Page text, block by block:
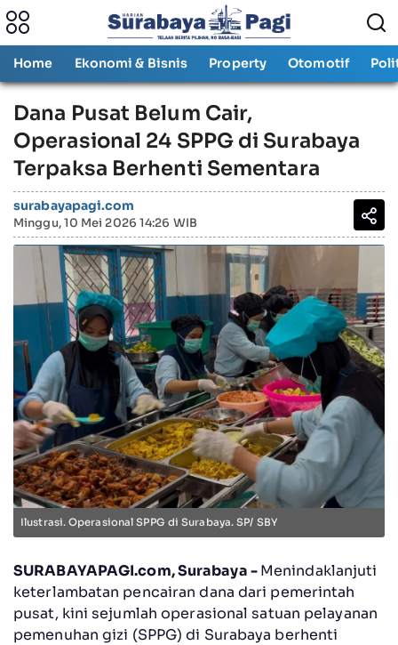
Home Ekonomi & Bisnis Property Otomotif
Dana Pusat Belum Cair,
Operasional 24 SPPG di Surabaya
Terpaksa Berhenti Sementara
surabayapagi.com
Minggu, 10 Mei 2026 14:26 WIB
Ilustrasi. Operasional SPPG di Surabaya. SP/ SBY
SURABAYAPAGI.com, Surabaya -Menindaklanjuti
keterlambatan pencairan dana dari pemerintah
pusat, kini sejumlah operasional satuan pelayanan
pemenuhan gizi (SPPG) di Surabaya berhenti